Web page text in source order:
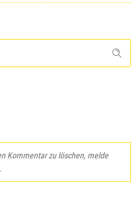
Kommentar zu löschen, melde